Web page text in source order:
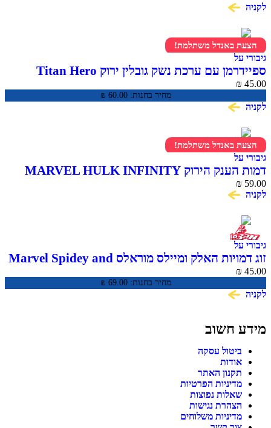
לקניה
הצעת באנדל משתלמת!
גיבורי על
ספיידרמן עם ערכת נשק גובלין ירוק Titan Hero
Series
מחיר בחנות: ₪ 60.00
₪ 45.00
לקניה
הצעת באנדל משתלמת!
גיבורי על
דמות הענק הירוק MARVEL HULK INFINITY
WAR סדרת Titan Hero
₪ 59.00
לקניה
גיבורי על
זוג דמויות האלק ומיילס מוראלס Marvel Spidey and
His Amazing Friends
מחיר בחנות: ₪ 69.00
₪ 45.00
לקניה
מידע חשוב
ביטול עסקה
אודות
תקנון האתר
מדיניות הפרטיות
שאלות נפוצות
הצהרת נגישות
מדיניות משלוחים